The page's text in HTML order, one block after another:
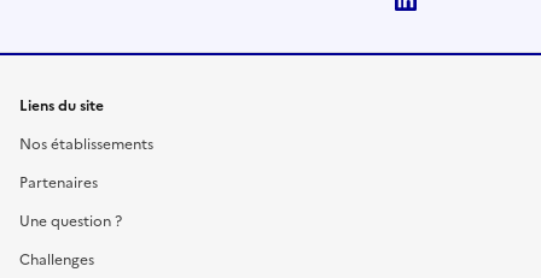
Liens du site
Nos établissements
Partenaires
Une question ?
Challenges